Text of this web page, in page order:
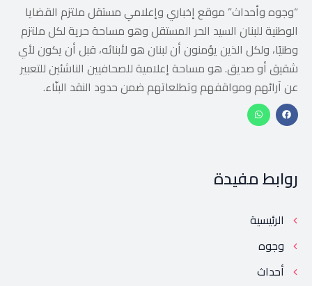
“وجوه وأحداث” موقع إخباري وإعلامي مستقل ملتزم القضايا
الوطنية للبنان السيد الحر المستقل وهو مساحة حرية لكل ملتزم
وطنيًا، ولكل الذين يؤمنون أن لبنان هو لأبنائه، قبل أن يكون لأي
شقيق أو صديق. هو مساحة إعلامية للصحافيين الناشئين للتعبير
عن آرائهم ومواقفهم وتطلعاتهم ضمن حدود النقد البنّاء.
روابط مفيدة
الرئيسية
وجوه
أحداث